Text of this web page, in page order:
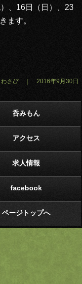
、16日（日）、23
ます。
わさび ｜ 2016年9月30日
呑みもん
アクセス
求人情報
facebook
ページトップへ